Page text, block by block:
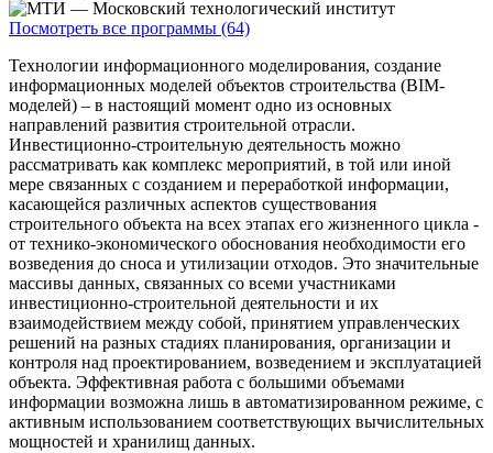
Посмотреть все программы (64)
Технологии информационного моделирования, создание
информационных моделей объектов строительства (BIM-
моделей) – в настоящий момент одно из основных
направлений развития строительной отрасли.
Инвестиционно-строительную деятельность можно
рассматривать как комплекс мероприятий, в той или иной
мере связанных с созданием и переработкой информации,
касающейся различных аспектов существования
строительного объекта на всех этапах его жизненного цикла -
от технико-экономического обоснования необходимости его
возведения до сноса и утилизации отходов. Это значительные
массивы данных, связанных со всеми участниками
инвестиционно-строительной деятельности и их
взаимодействием между собой, принятием управленческих
решений на разных стадиях планирования, организации и
контроля над проектированием, возведением и эксплуатацией
объекта. Эффективная работа с большими объемами
информации возможна лишь в автоматизированном режиме, с
активным использованием соответствующих вычислительных
мощностей и хранилищ данных.